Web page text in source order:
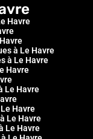
Havre
à Le Havre
à Le Havre
Havre
Le Havre
Havre
Le Havre
Le Havre